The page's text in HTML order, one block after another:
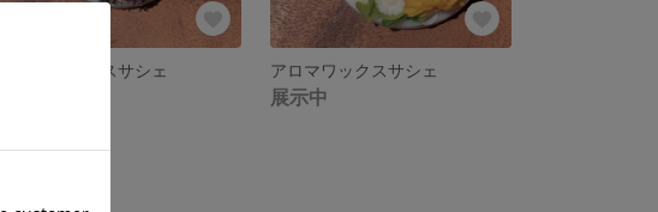
アロマワックスサシェ アロマワックスサシェ
展示中